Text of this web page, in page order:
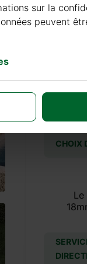
+
+ 552
CHOIX
Le
sur la
peuvent